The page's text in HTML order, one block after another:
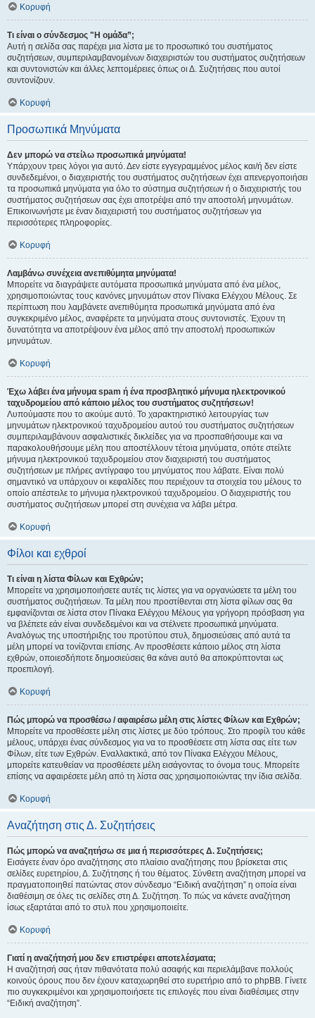
Κορυφή
Τι είναι ο σύνδεσμος "Η ομάδα”;
Αυτή η σελίδα σας παρέχει μια λίστα με το προσωπικό του συστήματος
συζητήσεων, συμπεριλαμβανομένων διαχειριστών του συστήματος συζητήσεων
και συντονιστών και άλλες λεπτομέρειες όπως οι Δ. Συζητήσεις που αυτοί
συντονίζουν.
Κορυφή
Προσωπικά Μηνύματα
Δεν μπορώ να στείλω προσωπικά μηνύματα!
Υπάρχουν τρεις λόγοι για αυτό. Δεν είστε εγγεγραμμένος μέλος και/ή δεν είστε
συνδεδεμένοι, ο διαχειριστής του συστήματος συζητήσεων έχει απενεργοποιήσει
τα προσωπικά μηνύματα για όλο το σύστημα συζητήσεων ή ο διαχειριστής του
συστήματος συζητήσεων σας έχει αποτρέψει από την αποστολή μηνυμάτων.
Επικοινωνήστε με έναν διαχειριστή του συστήματος συζητήσεων για
περισσότερες πληροφορίες.
Κορυφή
Λαμβάνω συνέχεια ανεπιθύμητα μηνύματα!
Μπορείτε να διαγράψετε αυτόματα προσωπικά μηνύματα από ένα μέλος,
χρησιμοποιώντας τους κανόνες μηνυμάτων στον Πίνακα Ελέγχου Μέλους. Σε
περίπτωση που λαμβάνετε ανεπιθύμητα προσωπικά μηνύματα από ένα
συγκεκριμένο μέλος, αναφέρετε τα μηνύματα στους συντονιστές. Έχουν τη
δυνατότητα να αποτρέψουν ένα μέλος από την αποστολή προσωπικών
μηνυμάτων.
Κορυφή
Έχω λάβει ένα μήνυμα spam ή ένα προσβλητικό μήνυμα ηλεκτρονικού
ταχυδρομείου από κάποιο μέλος του συστήματος συζητήσεων!
Λυπούμαστε που το ακούμε αυτό. Το χαρακτηριστικό λειτουργίας των
μηνυμάτων ηλεκτρονικού ταχυδρομείου αυτού του συστήματος συζητήσεων
συμπεριλαμβάνουν ασφαλιστικές δικλείδες για να προσπαθήσουμε και να
παρακολουθήσουμε μέλη που αποστέλλουν τέτοια μηνύματα, οπότε στείλτε
μήνυμα ηλεκτρονικού ταχυδρομείου στον διαχειριστή του συστήματος
συζητήσεων με πλήρες αντίγραφο του μηνύματος που λάβατε. Είναι πολύ
σημαντικό να υπάρχουν οι κεφαλίδες που περιέχουν τα στοιχεία του μέλους το
οποίο απέστειλε το μήνυμα ηλεκτρονικού ταχυδρομείου. Ο διαχειριστής του
συστήματος συζητήσεων μπορεί στη συνέχεια να λάβει μέτρα.
Κορυφή
Φίλοι και εχθροί
Τι είναι η λίστα Φίλων και Εχθρών;
Μπορείτε να χρησιμοποιήσετε αυτές τις λίστες για να οργανώσετε τα μέλη του
συστήματος συζητήσεων. Τα μέλη που προστίθενται στη λίστα φίλων σας θα
εμφανίζονται σε λίστα στον Πίνακα Ελέγχου Μέλους για γρήγορη πρόσβαση για
να βλέπετε εάν είναι συνδεδεμένοι και να στέλνετε προσωπικά μηνύματα.
Αναλόγως της υποστήριξης του προτύπου στυλ, δημοσιεύσεις από αυτά τα
μέλη μπορεί να τονίζονται επίσης. Αν προσθέσετε κάποιο μέλος στη λίστα
εχθρών, οποιεσδήποτε δημοσιεύσεις θα κάνει αυτό θα αποκρύπτονται ως
προεπιλογή.
Κορυφή
Πώς μπορώ να προσθέσω / αφαιρέσω μέλη στις λίστες Φίλων και Εχθρών;
Μπορείτε να προσθέσετε μέλη στις λίστες με δύο τρόπους. Στο προφίλ του κάθε
μέλους, υπάρχει ένας σύνδεσμος για να το προσθέσετε στη λίστα σας είτε των
Φίλων, είτε των Εχθρών. Εναλλακτικά, από τον Πίνακα Ελέγχου Μέλους,
μπορείτε κατευθείαν να προσθέσετε μέλη εισάγοντας το όνομα τους. Μπορείτε
επίσης να αφαιρέσετε μέλη από τη λίστα σας χρησιμοποιώντας την ίδια σελίδα.
Κορυφή
Αναζήτηση στις Δ. Συζητήσεις
Πώς μπορώ να αναζητήσω σε μια ή περισσότερες Δ. Συζητήσεις;
Εισάγετε έναν όρο αναζήτησης στο πλαίσιο αναζήτησης που βρίσκεται στις
σελίδες ευρετηρίου, Δ. Συζήτησης ή του θέματος. Σύνθετη αναζήτηση μπορεί να
πραγματοποιηθεί πατώντας στον σύνδεσμο “Ειδική αναζήτηση” η οποία είναι
διαθέσιμη σε όλες τις σελίδες στη Δ. Συζήτηση. Το πώς να κάνετε αναζήτηση
ίσως εξαρτάται από το στυλ που χρησιμοποιείτε.
Κορυφή
Γιατί η αναζήτησή μου δεν επιστρέφει αποτελέσματα;
Η αναζήτησή σας ήταν πιθανότατα πολύ ασαφής και περιελάμβανε πολλούς
κοινούς όρους που δεν έχουν καταχωρηθεί στο ευρετήριο από το phpBB. Γίνετε
πιο συγκεκριμένοι και χρησιμοποιήσετε τις επιλογές που είναι διαθέσιμες στην
“Ειδική αναζήτηση”.